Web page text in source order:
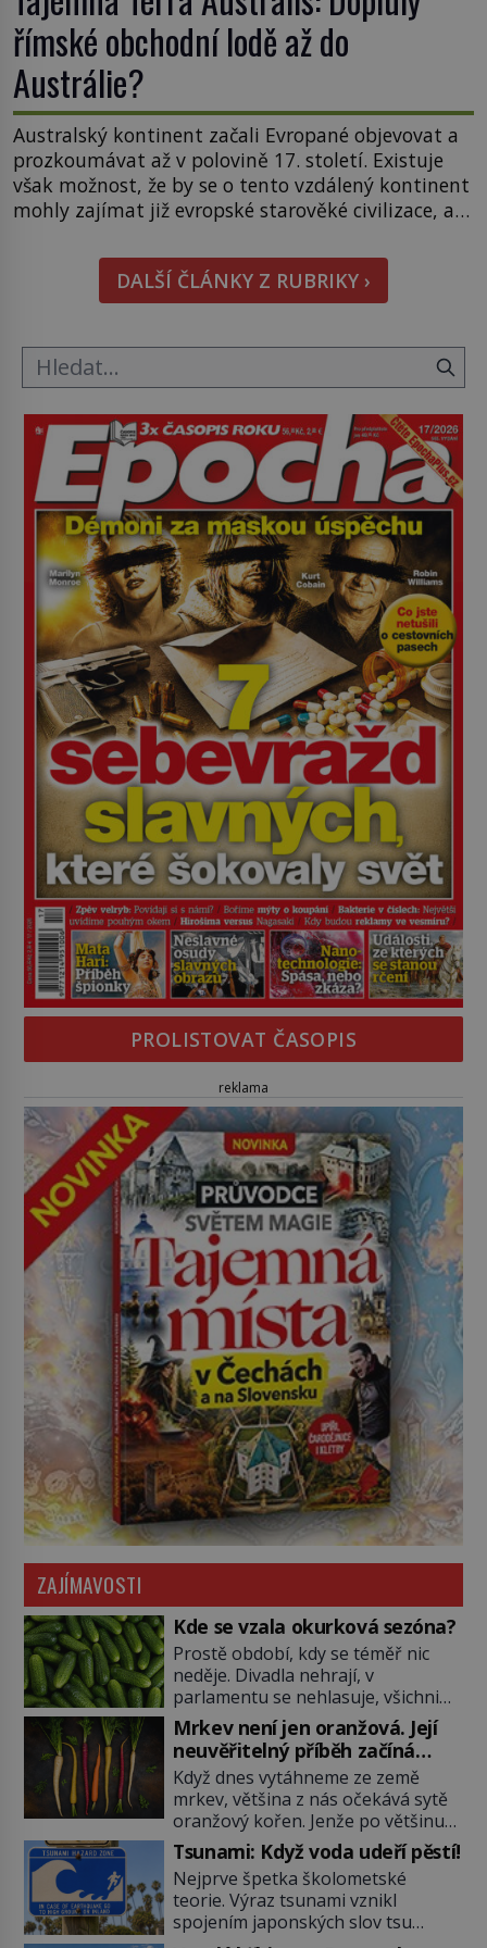
římské obchodní lodě až do
Austrálie?
Australský kontinent začali Evropané objevovat a
prozkoumávat až v polovině 17. století. Existuje
však možnost, že by se o tento vzdálený kontinent
mohly zajímat již evropské starověké civilizace, a
zakreslovali do map záhadný kontinent Terra
Australis – Jižní zemi. Proč? Do jisté míry to byl
smysl pro […]
DALŠÍ ČLÁNKY Z RUBRIKY ›
PROLISTOVAT ČASOPIS
reklama
ZAJÍMAVOSTI
Kde se vzala okurková sezóna?
Prostě období, kdy se téměř nic
neděje. Divadla nehrají, v
parlamentu se nehlasuje, všichni
jsou na dovolené a média tak
nemají o čem mluvit a psát. A
vymýšlejí si proto témata, které
nikoho nezajímají. Proč je však ona
letní doba spojovaná zrovna s
okurkami? Okurkovou sezónu
známe už od poloviny 19. století,
ovšem jako Češi […]
Mrkev není jen oranžová. Její
neuvěřitelný příběh začíná
fialovou barvou
Když dnes vytáhneme ze země
mrkev, většina z nás očekává sytě
oranžový kořen. Jenže po většinu
své historie je mrkev všechno
možné, jen ne oranžová. Je fialová,
žlutá, bílá, někdy dokonce téměř
černá. Až díky stovkám let
pečlivého šlechtění se z ní stává
Tsunami: Když voda udeří pěstí!
Nejprve špetka školometské
teorie. Výraz tsunami vznikl
spojením japonských slov tsu